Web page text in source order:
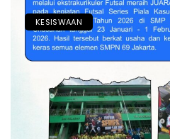
KESISWAAN